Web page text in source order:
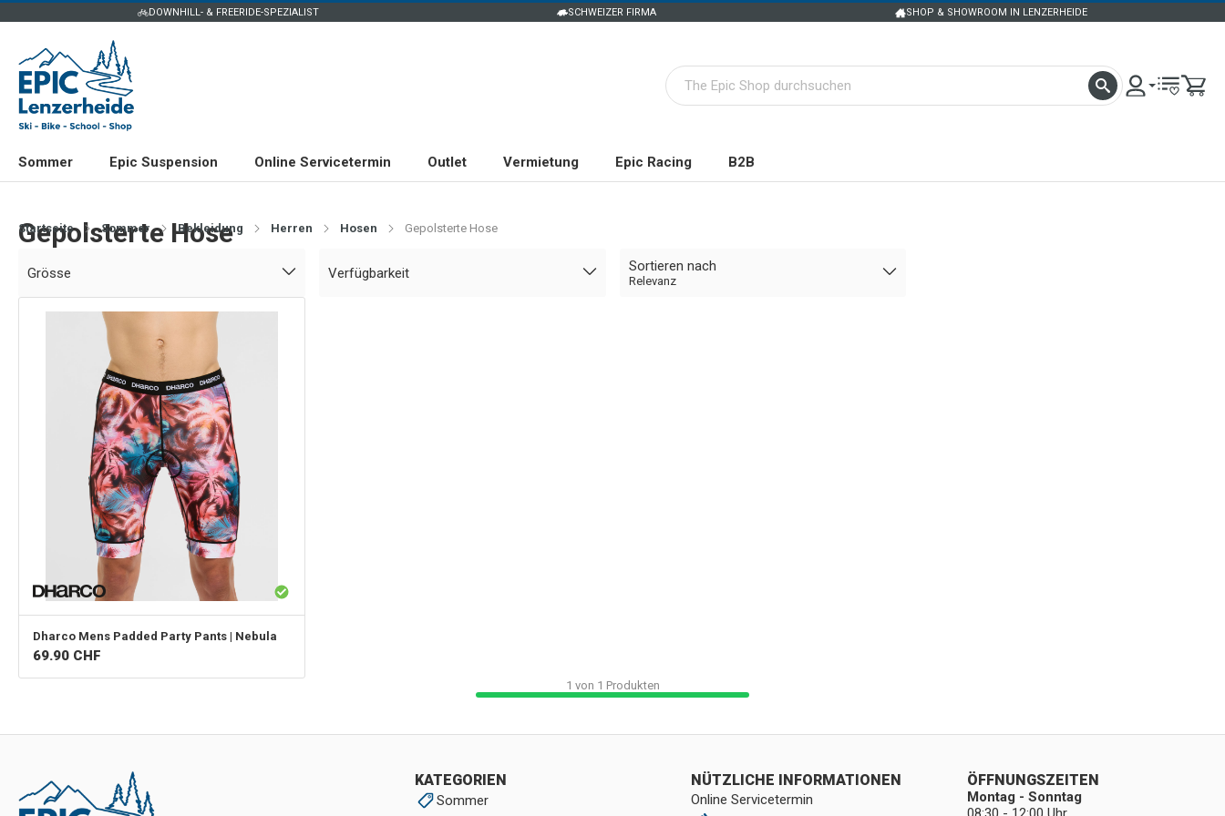
DOWNHILL- & FREERIDE-SPEZIALIST SCHWEIZER FIRMA SHOP & SHOWROOM IN LENZERHEIDE
Sommer Epic Suspension Online Servicetermin Outlet Vermietung Epic Racing B2B
Startseite Sommer Bekleidung Herren Hosen Gepolsterte Hose
Gepolsterte Hose
Grösse Verfügbarkeit Sortieren nach
Relevanz
Dharco Mens Padded Party Pants | Nebula
69.90 CHF
1 von 1 Produkten
KATEGORIEN
Sommer
NÜTZLICHE INFORMATIONEN
Online Servicetermin
ÖFFNUNGSZEITEN
Montag - Sonntag